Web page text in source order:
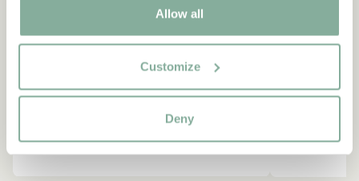
Allow all
Customize
Deny